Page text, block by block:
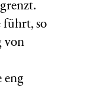
führt, so
von
eng